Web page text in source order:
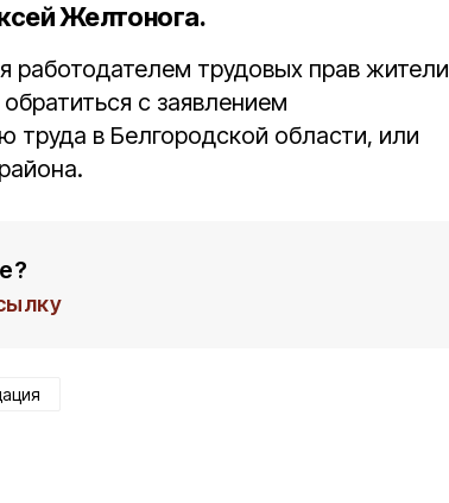
Желтонога.
работодателем трудовых прав жители
с заявлением
труда в Белгородской области, или